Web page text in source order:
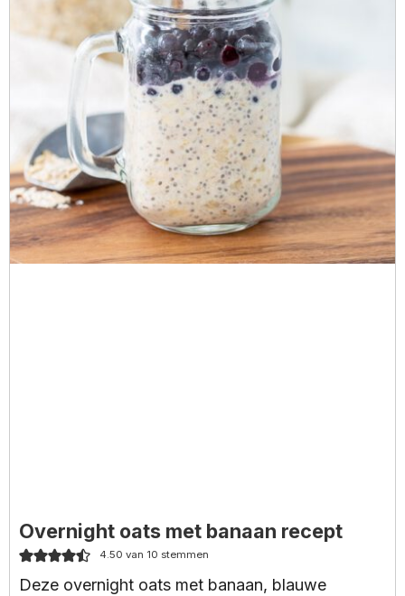
Overnight oats met banaan recept
4.50 van 10 stemmen
Deze overnight oats met banaan, blauwe